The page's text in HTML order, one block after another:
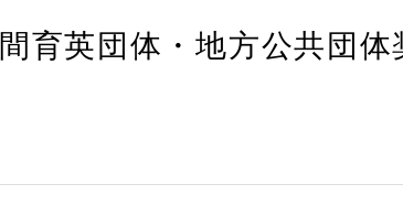
間育英団体・地方公共団